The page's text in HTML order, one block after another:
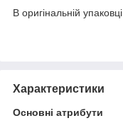
В оригінальній упаковці
Характеристики
Основні атрибути